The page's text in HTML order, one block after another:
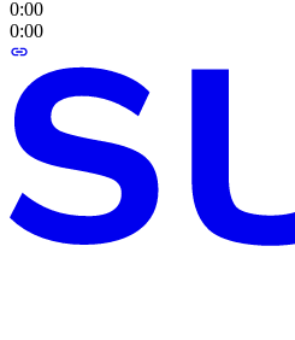
0:00
0:00